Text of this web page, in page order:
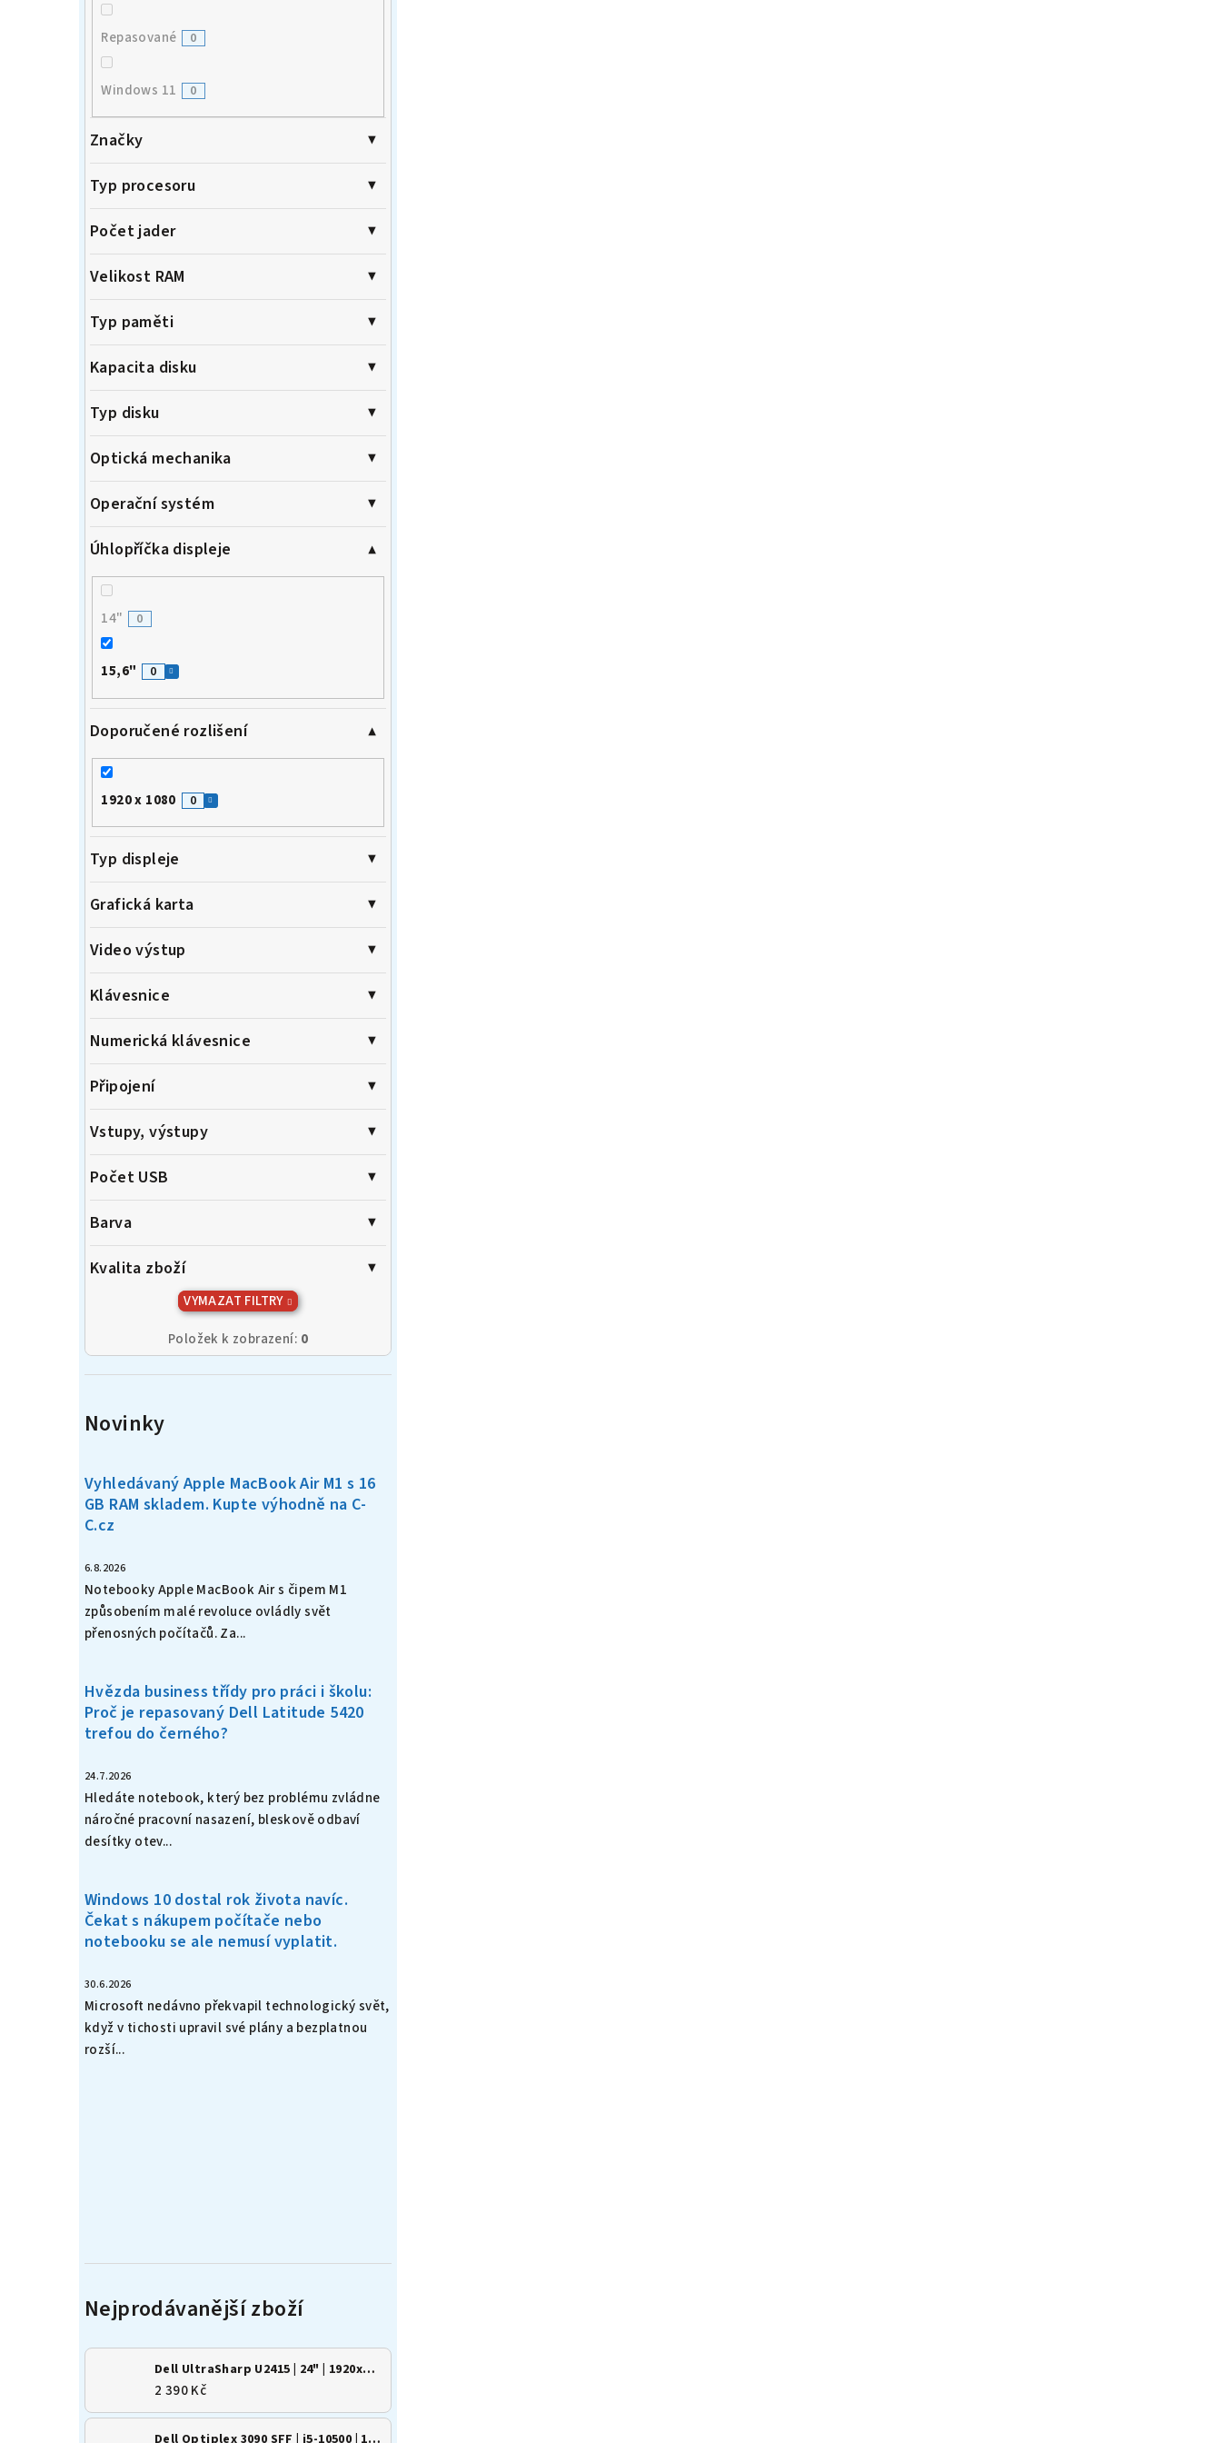
Repasované 0
Windows 11 0
Značky
Typ procesoru
Počet jader
Velikost RAM
Typ paměti
Kapacita disku
Typ disku
Optická mechanika
Operační systém
Úhlopříčka displeje
14" 0
15,6" 0
Doporučené rozlišení
1920 x 1080 0
Typ displeje
Grafická karta
Video výstup
Klávesnice
Numerická klávesnice
Připojení
Vstupy, výstupy
Počet USB
Barva
Kvalita zboží
VYMAZAT FILTRY
Položek k zobrazení: 0
Novinky
Vyhledávaný Apple MacBook Air M1 s 16
GB RAM skladem. Kupte výhodně na C-
C.cz
6.8.2026
Notebooky Apple MacBook Air s čipem M1
způsobením malé revoluce ovládly svět
přenosných počítačů. Za...
Hvězda business třídy pro práci i školu:
Proč je repasovaný Dell Latitude 5420
trefou do černého?
24.7.2026
Hledáte notebook, který bez problému zvládne
náročné pracovní nasazení, bleskově odbaví
desítky otev...
Windows 10 dostal rok života navíc.
Čekat s nákupem počítače nebo
notebooku se ale nemusí vyplatit.
30.6.2026
Microsoft nedávno překvapil technologický svět,
když v tichosti upravil své plány a bezplatnou
rozší...
Dell UltraSharp U2415 | 24" | 1920x1200 | 16:10 | IPS
2 390 Kč
Dell Optiplex 3090 SFF | i5-10500 | 16GB | 500GB SSD | Win 11